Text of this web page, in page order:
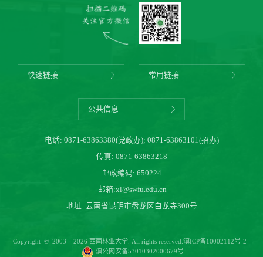
快速链接 常用链接
公共信息
电话: 0871-63863380(党政办); 0871-63863101(招办)
传真: 0871-63863218
邮政编码: 650224
邮箱:xl@swfu.edu.cn
地址: 云南省昆明市盘龙区白龙寺300号
Copyright © 2003 – 2026 西南林业大学. All rights reserved. 滇ICP备10002112号-2
滇公网安备53010302000679号